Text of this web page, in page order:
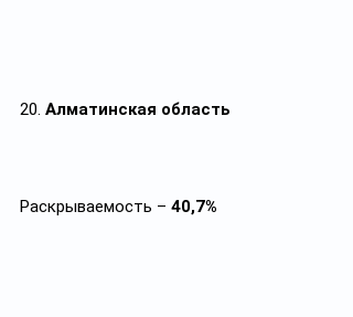
20. Алматинская область
Раскрываемость – 40,7%